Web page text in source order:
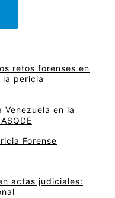
retos forenses en
pericia
Venezuela en la
Forense
actas judiciales: